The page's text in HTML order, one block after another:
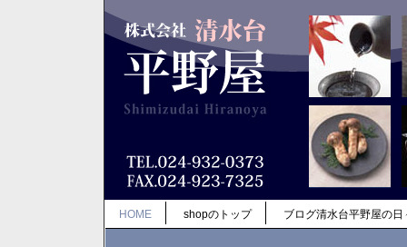
HOME shopのトップ ブログ清水台平野屋の日